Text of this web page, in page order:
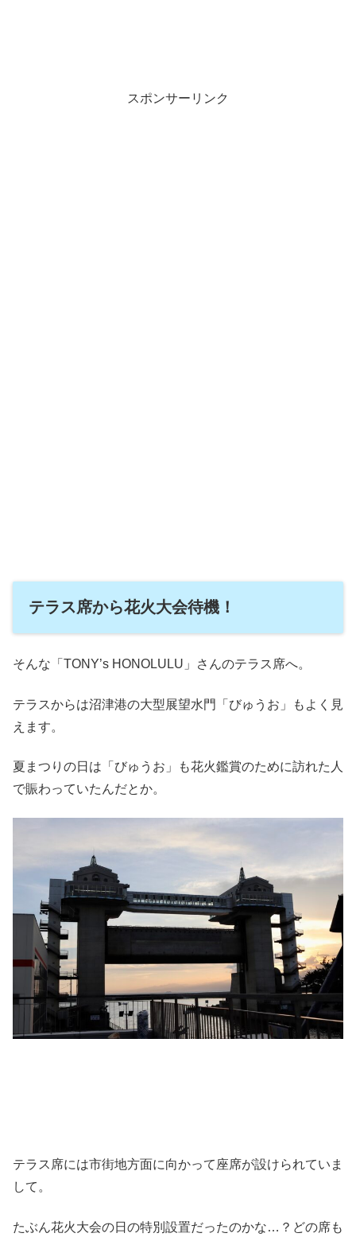
スポンサーリンク
テラス席から花火大会待機！
そんな「TONY’s HONOLULU」さんのテラス席へ。
テラスからは沼津港の大型展望水門「びゅうお」もよく見
えます。
夏まつりの日は「びゅうお」も花火鑑賞のために訪れた人
で賑わっていたんだとか。
テラス席には市街地方面に向かって座席が設けられていま
して。
たぶん花火大会の日の特別設置だったのかな…？どの席も